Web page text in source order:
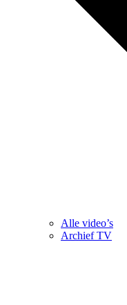
Alle video’s
Archief TV